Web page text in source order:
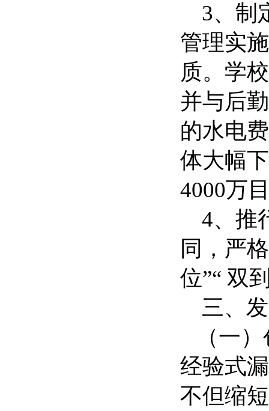
3、制
管理实
质。学
并与后
的水电
体大幅
4000万
4、推
同，严
位”“ 双
三、发
（一）
经验式
不但缩